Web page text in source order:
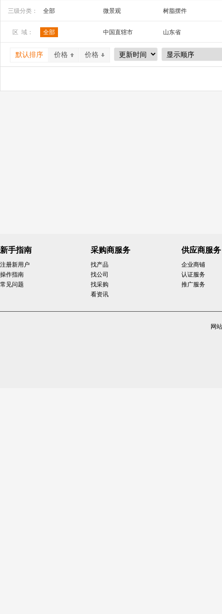
三级分类：
全部 微景观
树脂摆件
石膏、石料工艺品
泥塑工艺品
纸质工艺品
骨雕、牙雕工艺品
其他材质工艺品
沙漏 石雕
区 域： 全部 中国直辖市
山东省
广西
辽宁省
吉林省
宁夏
四川省 贵州省
默认排序 价格 价格
新手指南
注册新用户
操作指南
常见问题
采购商服务
找产品
找公司
找采购
看资讯
供应商服务
企业商铺
认证服务
推广服务
网